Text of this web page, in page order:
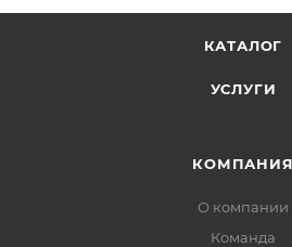
КАТАЛОГ
УСЛУГИ
КОМПАНИЯ
О компании
Команда